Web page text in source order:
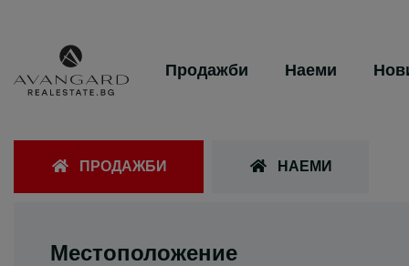
Продажби Наеми
ПРОДАЖБИ НАЕМИ
Местоположение